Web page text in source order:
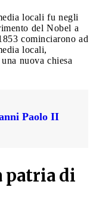
locali fu negli
del Nobel a
cominciarono ad
locali,
nuova chiesa
Paolo II
patria di